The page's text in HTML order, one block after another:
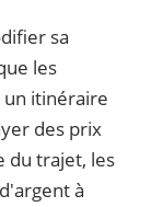
sa
les
itinéraire
des prix
du trajet, les
à